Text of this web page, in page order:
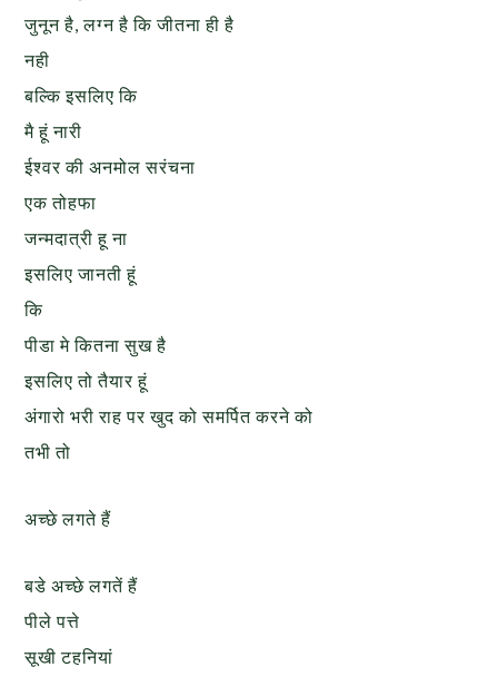
जुनून है, लग्न है कि जीतना ही है
नही
बल्कि इसलिए कि
मै हूं नारी
ईश्वर की अनमोल सरंचना
एक तोहफा
जन्मदात्री हू ना
इसलिए जानती हूं
कि
पीडा मे कितना सुख है
इसलिए तो तैयार हूं
अंगारो भरी राह पर खुद को समर्पित करने को
तभी तो
अच्छे लगते हैं
बडे अच्छे लगतें हैं
पीले पत्ते
सूखी टहनियां